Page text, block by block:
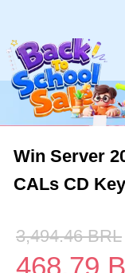
Win Server
CALs CD
3,494.46 BRL
468.79